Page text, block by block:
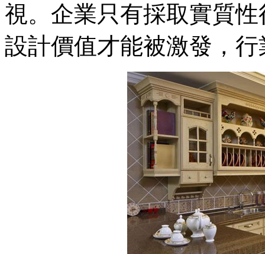
視。企業只有採取實質
設計價值才能被激發，